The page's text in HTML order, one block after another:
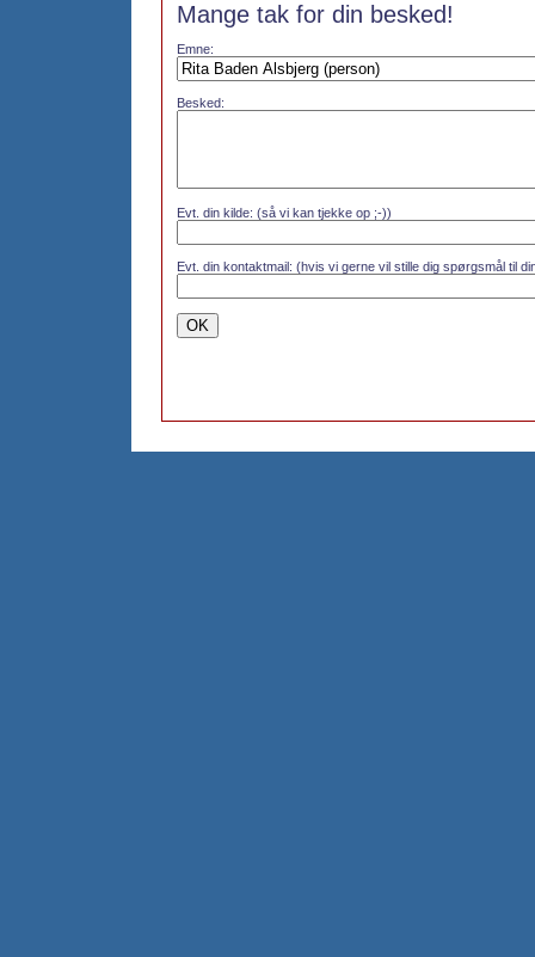
Mange tak for din besked!
Emne:
Besked:
Evt. din kilde: (så vi kan tjekke op ;-))
Evt. din kontaktmail: (hvis vi gerne vil stille dig spørgsmål til